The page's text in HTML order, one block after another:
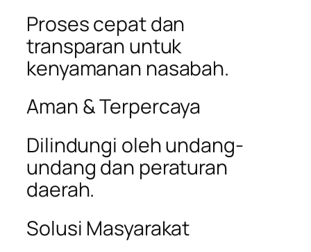
Proses cepat dan
transparan untuk
kenyamanan nasabah.
Aman & Terpercaya
Dilindungi oleh undang-
undang dan peraturan
daerah.
Solusi Masyarakat